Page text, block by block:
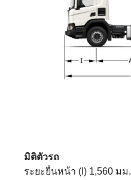
มิติตัวรถ
ระยะยื่นหน้า (I) 1,560 มม.